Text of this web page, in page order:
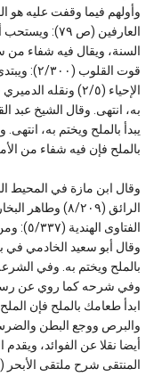
وأولهم فيما وقفت عليه هو
العارفين (ص
السنة، ويقال فيه شفاء من
قوت
يبدأ بالملح ويختم به،
بالملح فإن فيه شفاء من
بالملح ويختم به. وفي
وفي شرحه كما روي عن
ابدأ طعامك بالملح فإن
والبرص ووجع البطن
أيضا نقلا عن الفوائد،